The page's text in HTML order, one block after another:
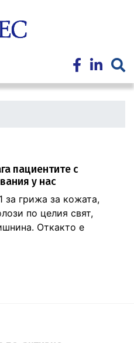
към
основното
пациентите с
у нас
за грижа за кожата,
по целия свят,
Откакто е